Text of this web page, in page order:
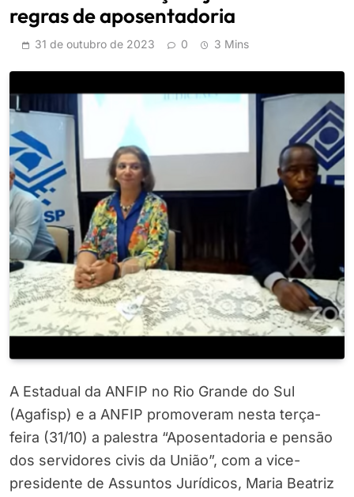
regras de aposentadoria
31 de outubro de 2023 0 3 Mins
A Estadual da ANFIP no Rio Grande do Sul
(Agafisp) e a ANFIP promoveram nesta terça-
feira (31/10) a palestra “Aposentadoria e pensão
dos servidores civis da União”, com a vice-
presidente de Assuntos Jurídicos, Maria Beatriz